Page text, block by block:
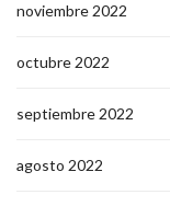
noviembre 2022
octubre 2022
septiembre 2022
agosto 2022